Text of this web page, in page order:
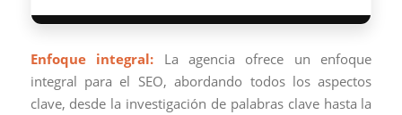
Enfoque integral: La agencia ofrece un enfoque
integral para el SEO, abordando todos los aspectos
clave, desde la investigación de palabras clave hasta la